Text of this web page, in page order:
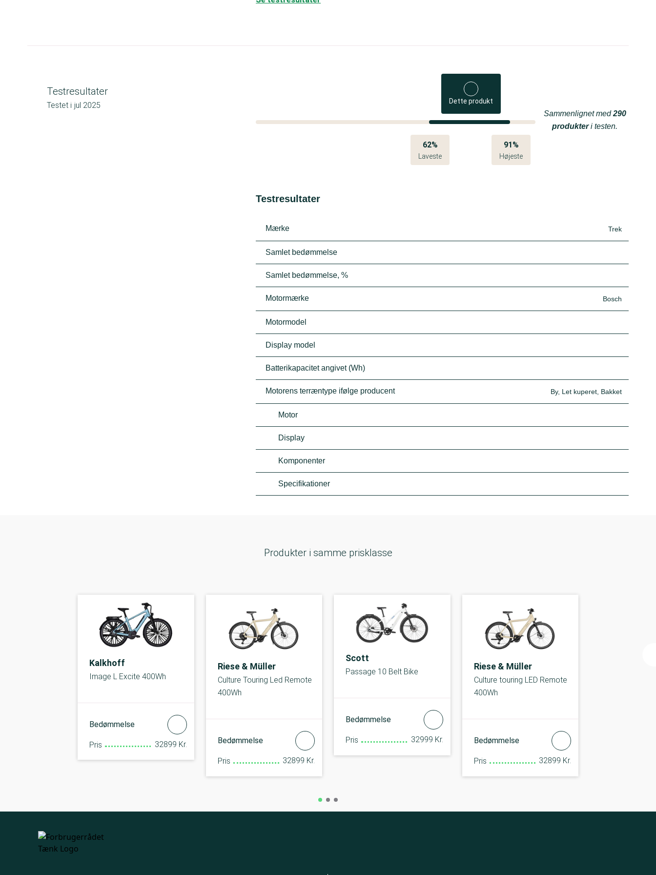
Testresultater
Testet i jul 2025 Dette produkt
62%
Laveste
91%
Højeste
Sammenlignet med290
produkteri testen.
Testresultater
Mærke Trek
Samlet bedømmelse
Samlet bedømmelse, %
Motormærke Bosch
Motormodel
Display model
Batterikapacitet angivet (Wh)
Motorens terræntype ifølge producent By, Let kuperet, Bakket
Motor
Display
Komponenter
Specifikationer
Produkter i samme prisklasse
Kalkhoff
Image L Excite 400Wh
Bedømmelse
Pris 32899 Kr.
Riese & Müller
Culture Touring Led Remote
400Wh
Bedømmelse
Pris 32899 Kr.
Scott
Passage 10 Belt Bike
Bedømmelse
Pris 32999 Kr.
Riese & Müller
Culture touring LED Remote
400Wh
Bedømmelse
Pris 32899 Kr.